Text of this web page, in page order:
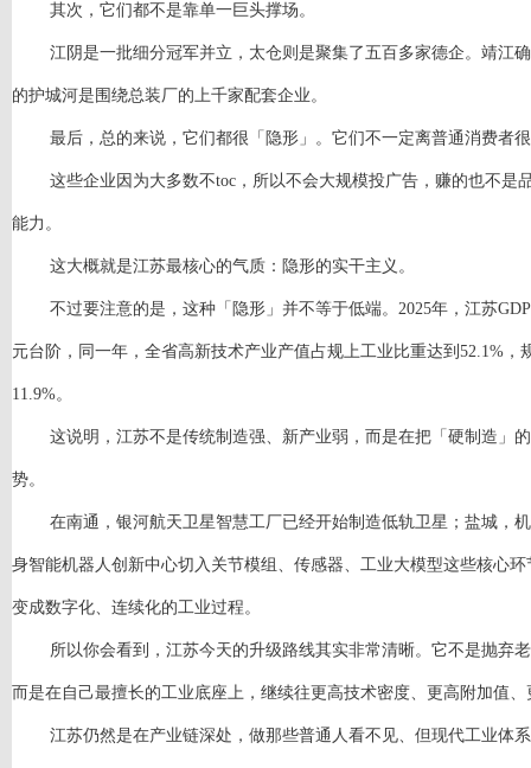
其次，它们都不是靠单一巨头撑场。
江阴是一批细分冠军并立，太仓则是聚集了五百多家德企。靖江
的护城河是围绕总装厂的上千家配套企业。
最后，总的来说，它们都很「隐形」。它们不一定离普通消费者
这些企业因为大多数不toc，所以不会大规模投广告，赚的也不是
能力。
这大概就是江苏最核心的气质：隐形的实干主义。
不过要注意的是，这种「隐形」并不等于低端。 2025年，江苏
元台阶，同一年，全省高新技术产业产值占规上工业比重达到52.1%，
11.9%。
这说明，江苏不是传统制造强、新产业弱，而是在把「硬制造」
势。
在南通，银河航天卫星智慧工厂已经开始制造低轨卫星；盐城，
身智能机器人创新中心切入关节模组、传感器、工业大模型这些核心环
变成数字化、连续化的工业过程。
所以你会看到，江苏今天的升级路线其实非常清晰。它不是抛弃
而是在自己最擅长的工业底座上，继续往更高技术密度、更高附加值
江苏仍然是在产业链深处，做那些普通人看不见、但现代工业体